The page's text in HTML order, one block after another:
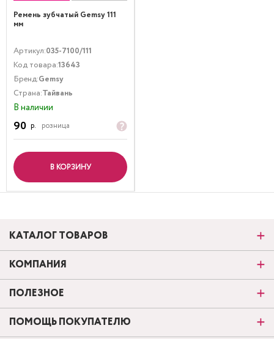
Ремень зубчатый Gemsy 111
мм
Артикул:035-7100/111
Код товара:13643
Бренд:Gemsy
Страна:Тайвань
В наличии
90 р. розница
В КОРЗИНУ
КАТАЛОГ ТОВАРОВ
КОМПАНИЯ
ПОЛЕЗНОЕ
ПОМОЩЬ ПОКУПАТЕЛЮ